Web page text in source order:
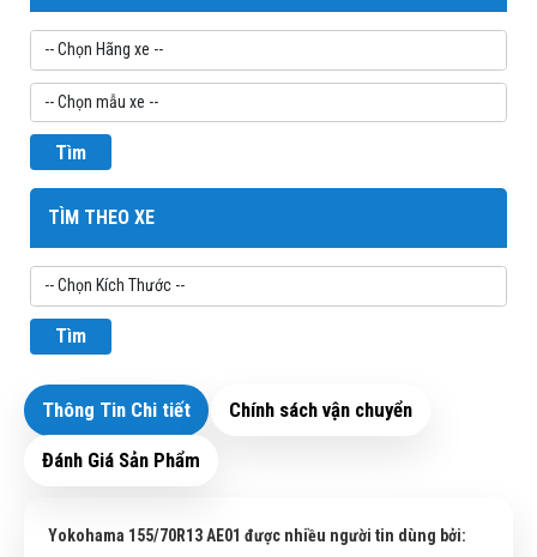
Tìm
TÌM THEO XE
Tìm
Thông Tin Chi tiết Chính sách vận chuyển
Đánh Giá Sản Phẩm
Yokohama 155/70R13 AE01 được nhiều người tin dùng bởi: